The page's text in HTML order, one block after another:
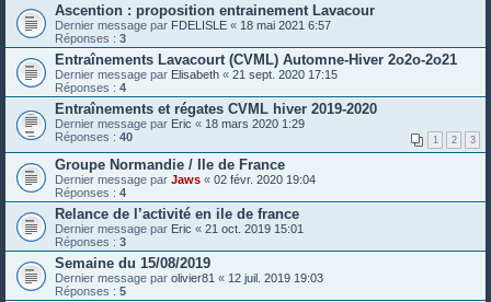
Ascention : proposition entrainement Lavacour
Dernier message par FDELISLE « 18 mai 2021 6:57
Réponses : 3
Entraînements Lavacourt (CVML) Automne-Hiver 2o2o-2o21
Dernier message par Elisabeth « 21 sept. 2020 17:15
Réponses : 4
Entraînements et régates CVML hiver 2019-2020
Dernier message par Eric « 18 mars 2020 1:29
Réponses : 40 1 2 3
Groupe Normandie / Ile de France
Dernier message par Jaws « 02 févr. 2020 19:04
Réponses : 4
Relance de l’activité en ile de france
Dernier message par Eric « 21 oct. 2019 15:01
Réponses : 3
Semaine du 15/08/2019
Dernier message par olivier81 « 12 juil. 2019 19:03
Réponses : 5